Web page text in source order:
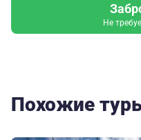
Не
Похожие